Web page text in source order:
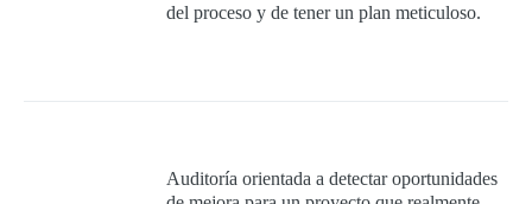
del proceso y de tener un plan meticuloso.
Auditoría orientada a detectar oportunidades